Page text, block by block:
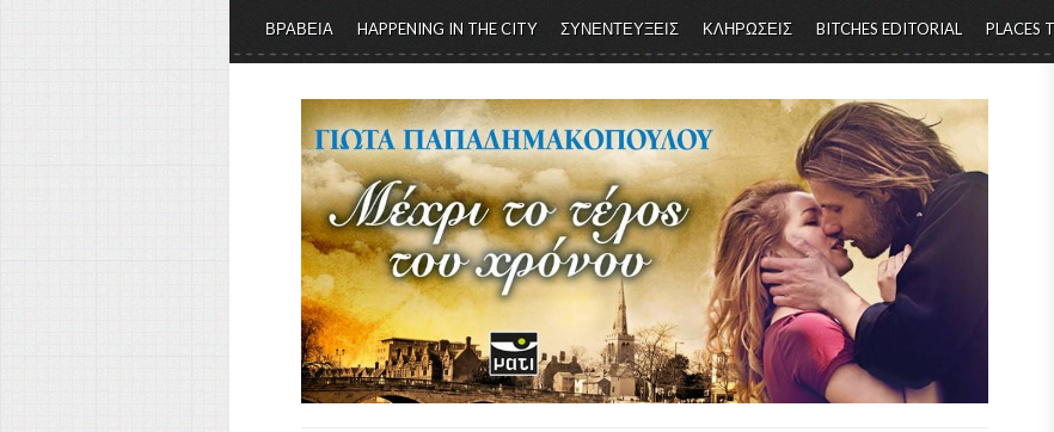
ΒΡΑΒΕΙΑ HAPPENING IN THE CITY ΣΥΝΕΝΤΕΥΞΕΙΣ ΚΛΗΡΩΣΕΙΣ BITCHES EDITORIAL PLACES